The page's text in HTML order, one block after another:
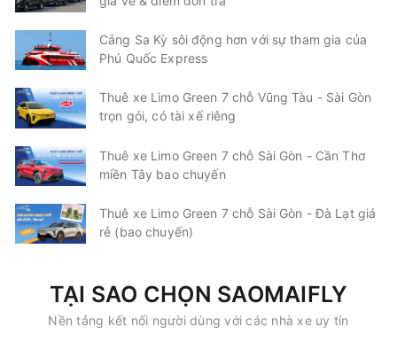
Cảng Sa Kỳ sôi động hơn với sự tham gia của
Phú Quốc Express
Thuê xe Limo Green 7 chỗ Vũng Tàu - Sài Gòn
trọn gói, có tài xế riêng
Thuê xe Limo Green 7 chỗ Sài Gòn - Cần Thơ
miền Tây bao chuyến
Thuê xe Limo Green 7 chỗ Sài Gòn - Đà Lạt giá
rẻ (bao chuyến)
TẠI SAO CHỌN SAOMAIFLY
Nền tảng kết nối người dùng với các nhà xe uy tín